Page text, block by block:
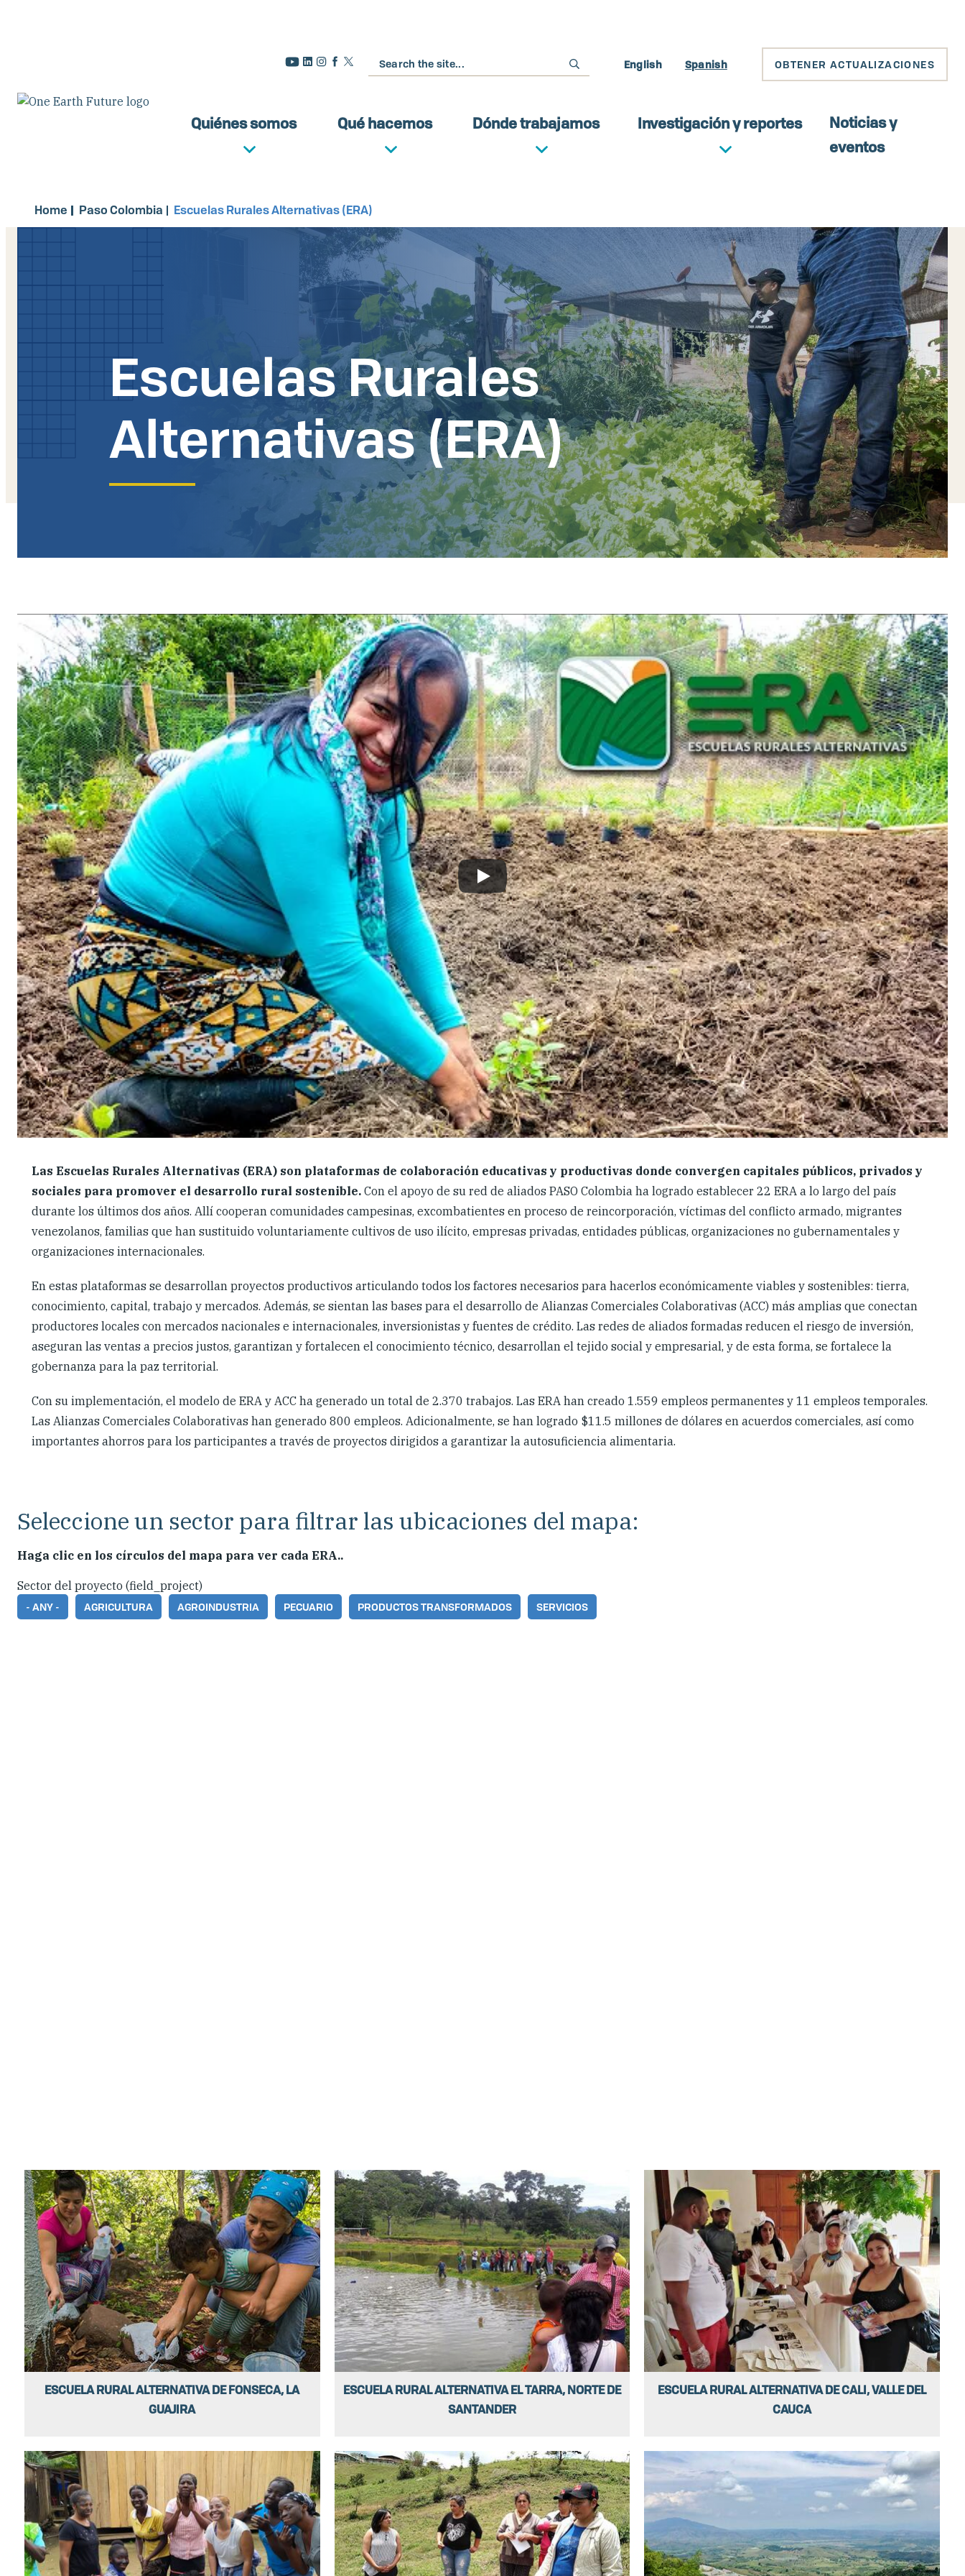
Buscar English Spanish OBTENER ACTUALIZACIONES
Quiénes somos Qué hacemos Dónde trabajamos Investigación y reportes
Noticias y
eventos
Home Paso Colombia Escuelas Rurales Alternativas (ERA)
Escuelas Rurales
Alternativas (ERA)
Las Escuelas Rurales Alternativas (ERA) son plataformas de colaboración educativas y productivas donde convergen capitales públicos, privados y
sociales para promover el desarrollo rural sostenible. Con el apoyo de su red de aliados PASO Colombia ha logrado establecer 22 ERA a lo largo del país
durante los últimos dos años. Allí cooperan comunidades campesinas, excombatientes en proceso de reincorporación, víctimas del conflicto armado, migrantes
venezolanos, familias que han sustituido voluntariamente cultivos de uso ilícito, empresas privadas, entidades públicas, organizaciones no gubernamentales y
organizaciones internacionales.
En estas plataformas se desarrollan proyectos productivos articulando todos los factores necesarios para hacerlos económicamente viables y sostenibles: tierra,
conocimiento, capital, trabajo y mercados. Además, se sientan las bases para el desarrollo de Alianzas Comerciales Colaborativas (ACC) más amplias que conectan
productores locales con mercados nacionales e internacionales, inversionistas y fuentes de crédito. Las redes de aliados formadas reducen el riesgo de inversión,
aseguran las ventas a precios justos, garantizan y fortalecen el conocimiento técnico, desarrollan el tejido social y empresarial, y de esta forma, se fortalece la
gobernanza para la paz territorial.
Con su implementación, el modelo de ERA y ACC ha generado un total de 2.370 trabajos. Las ERA han creado 1.559 empleos permanentes y 11 empleos temporales.
Las Alianzas Comerciales Colaborativas han generado 800 empleos. Adicionalmente, se han logrado $11.5 millones de dólares en acuerdos comerciales, así como
importantes ahorros para los participantes a través de proyectos dirigidos a garantizar la autosuficiencia alimentaria.
Seleccione un sector para filtrar las ubicaciones del mapa:
Haga clic en los círculos del mapa para ver cada ERA..
Sector del proyecto (field_project)
- ANY - AGRICULTURA AGROINDUSTRIA PECUARIO PRODUCTOS TRANSFORMADOS SERVICIOS
ESCUELA RURAL ALTERNATIVA DE FONSECA, LA
GUAJIRA
ESCUELA RURAL ALTERNATIVA EL TARRA, NORTE DE
SANTANDER
ESCUELA RURAL ALTERNATIVA DE CALI, VALLE DEL
CAUCA